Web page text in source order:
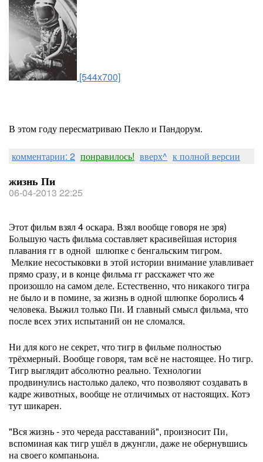
[544x700]
В этом году пересматриваю Пекло и Пандорум.
комментарии: 2 понравилось! вверх^ к полной версии
жизнь Пи
06-04-2013 22:25
Этот фильм взял 4 оскара. Взял вообще говоря не зря)
Большую часть фильма составляет красивейшая история
плавания гг в одной шлюпке с бенгальским тигром.
Мелкие несостыковки в этой истории внимание улавливает
прямо сразу, и в конце фильма гг расскажет что же
произошло на самом деле. Естественно, что никакого тигра
не было и в помине, за жизнь в одной шлюпке боролись 4
человека. Выжил только Пи. И главный смысл фильма, что
после всех этих испытаний он не сломался.
Ни для кого не секрет, что тигр в фильме полностью
трёхмерный. Вообще говоря, там всё не настоящее. Но тигр.
Тигр выглядит абсолютно реально. Технологии
продвинулись настолько далеко, что позволяют создавать в
кадре животных, вообще не отличимых от настоящих. Котэ
тут шикарен.
"Вся жизнь - это череда расставаний", произносит Пи,
вспоминая как тигр ушёл в джунгли, даже не обернувшись
на своего компаньона.